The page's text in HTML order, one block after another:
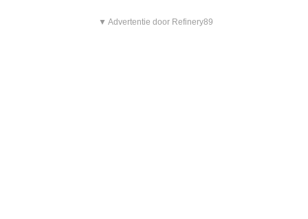
▼ Advertentie door Refinery89